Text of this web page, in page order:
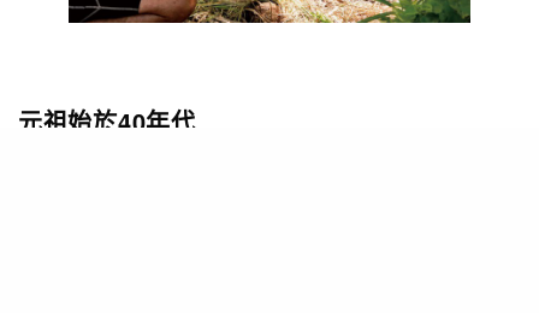
元祖始於40年代